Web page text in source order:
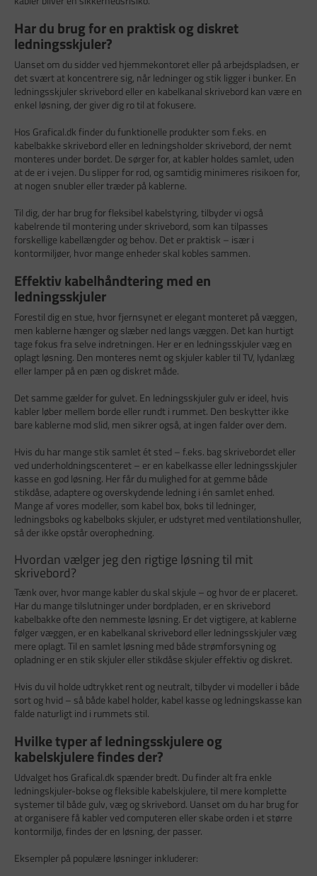
Har du brug for en praktisk og diskret
ledningsskjuler?
Uanset om du sidder ved hjemmekontoret eller på arbejdspladsen, er
det svært at koncentrere sig, når ledninger og stik ligger i bunker. En
ledningsskjuler skrivebord eller en kabelkanal skrivebord kan være en
enkel løsning, der giver dig ro til at fokusere.
Hos Grafical.dk finder du funktionelle produkter som f.eks. en
kabelbakke skrivebord eller en ledningsholder skrivebord, der nemt
monteres under bordet. De sørger for, at kabler holdes samlet, uden
at de er i vejen. Du slipper for rod, og samtidig minimeres risikoen for,
at nogen snubler eller træder på kablerne.
Til dig, der har brug for fleksibel kabelstyring, tilbyder vi også
kabelrende til montering under skrivebord, som kan tilpasses
forskellige kabellængder og behov. Det er praktisk – især i
kontormiljøer, hvor mange enheder skal kobles sammen.
Effektiv kabelhåndtering med en
ledningsskjuler
Forestil dig en stue, hvor fjernsynet er elegant monteret på væggen,
men kablerne hænger og slæber ned langs væggen. Det kan hurtigt
tage fokus fra selve indretningen. Her er en ledningsskjuler væg en
oplagt løsning. Den monteres nemt og skjuler kabler til TV, lydanlæg
eller lamper på en pæn og diskret måde.
Det samme gælder for gulvet. En ledningsskjuler gulv er ideel, hvis
kabler løber mellem borde eller rundt i rummet. Den beskytter ikke
bare kablerne mod slid, men sikrer også, at ingen falder over dem.
Hvis du har mange stik samlet ét sted – f.eks. bag skrivebordet eller
ved underholdningscenteret – er en kabelkasse eller ledningsskjuler
kasse en god løsning. Her får du mulighed for at gemme både
stikdåse, adaptere og overskydende ledning i én samlet enhed.
Mange af vores modeller, som kabel box, boks til ledninger,
ledningsboks og kabelboks skjuler, er udstyret med ventilationshuller,
så der ikke opstår overophedning.
Hvordan vælger jeg den rigtige løsning til mit
skrivebord?
Tænk over, hvor mange kabler du skal skjule – og hvor de er placeret.
Har du mange tilslutninger under bordpladen, er en skrivebord
kabelbakke ofte den nemmeste løsning. Er det vigtigere, at kablerne
følger væggen, er en kabelkanal skrivebord eller ledningsskjuler væg
mere oplagt. Til en samlet løsning med både strømforsyning og
opladning er en stik skjuler eller stikdåse skjuler effektiv og diskret.
Hvis du vil holde udtrykket rent og neutralt, tilbyder vi modeller i både
sort og hvid – så både kabel holder, kabel kasse og ledningskasse kan
falde naturligt ind i rummets stil.
Hvilke typer af ledningsskjulere og
kabelskjulere findes der?
Udvalget hos Grafical.dk spænder bredt. Du finder alt fra enkle
ledningskjuler-bokse og fleksible kabelskjulere, til mere komplette
systemer til både gulv, væg og skrivebord. Uanset om du har brug for
at organisere få kabler ved computeren eller skabe orden i et større
kontormiljø, findes der en løsning, der passer.
Eksempler på populære løsninger inkluderer: